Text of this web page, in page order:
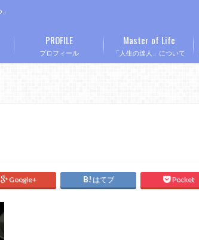
プロフィール
PROFILE
「人生の達人」について
Master of Life
Google+ はてブ Pocket